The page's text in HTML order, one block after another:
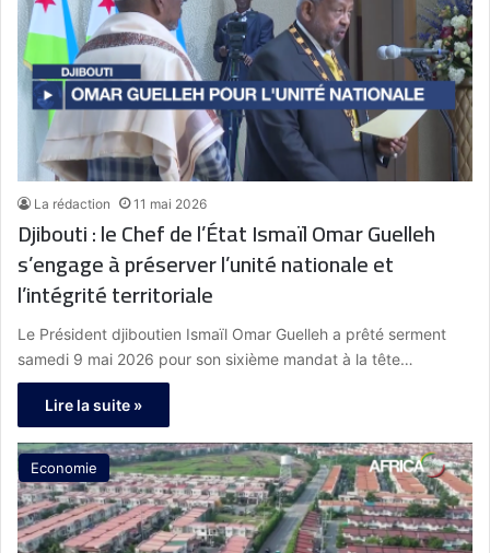
La rédaction 11 mai 2026
Djibouti : le Chef de l’État Ismaïl Omar Guelleh
s’engage à préserver l’unité nationale et
l’intégrité territoriale
Le Président djiboutien Ismaïl Omar Guelleh a prêté serment
samedi 9 mai 2026 pour son sixième mandat à la tête…
Lire la suite »
Economie